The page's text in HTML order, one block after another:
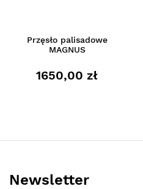
Przęsło palisadowe
MAGNUS
1650,00 zł
Newsletter